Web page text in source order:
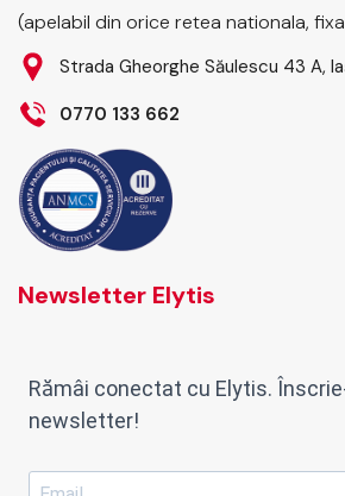
(apelabil din orice retea nationala,
Strada Gheorghe Săulescu 43 A,
0770 133 662
Newsletter Elytis
Rămâi conectat cu Elytis.
newsletter!